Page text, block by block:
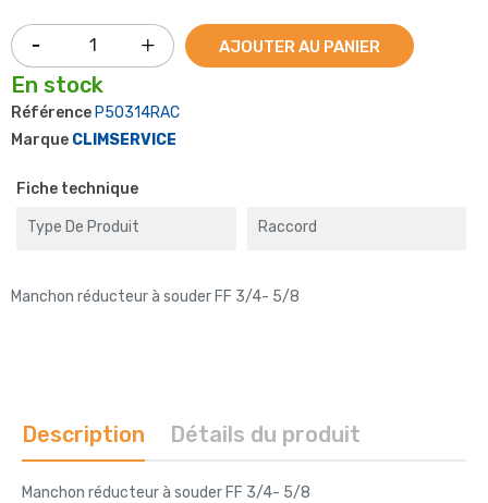
AJOUTER AU PANIER
En stock
Référence P50314RAC
Marque CLIMSERVICE
Fiche technique
Type De Produit Raccord
Manchon réducteur à souder FF 3/4- 5/8
Description Détails du produit
Manchon réducteur à souder FF 3/4- 5/8